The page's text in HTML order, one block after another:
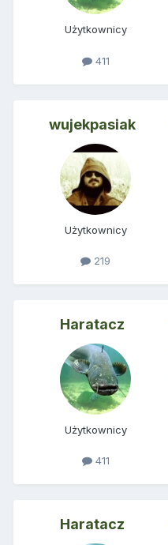
Użytkownicy
411
wujekpasiak
Użytkownicy
219
Haratacz
Użytkownicy
411
Haratacz